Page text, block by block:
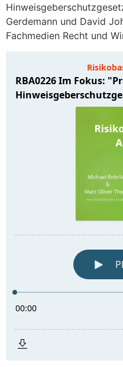
Gerdemann und David
Fachmedien Recht und